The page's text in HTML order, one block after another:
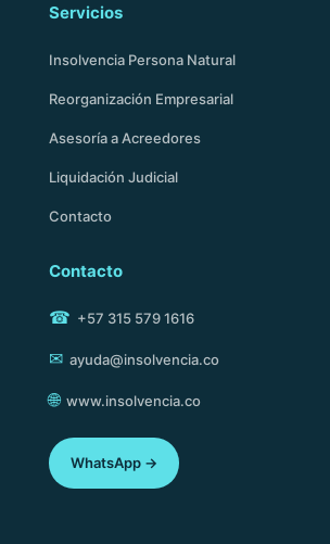
Servicios
Insolvencia Persona Natural
Reorganización Empresarial
Asesoría a Acreedores
Liquidación Judicial
Contacto
Contacto
☎ +57 315 579 1616
✉ ayuda@insolvencia.co
🌐 www.insolvencia.co
WhatsApp →